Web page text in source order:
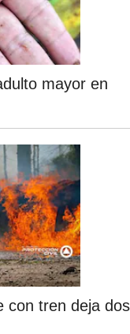
mayor en
con tren deja dos